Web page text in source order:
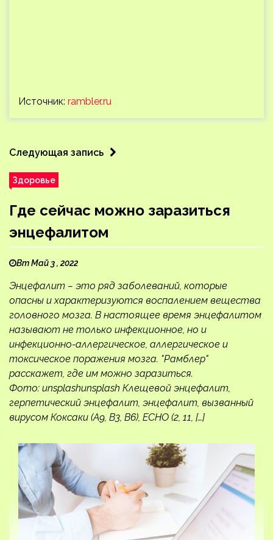
Источник: rambler.ru
Следующая запись
Здоровье
Где сейчас можно заразиться
энцефалитом
Вт Май 3 , 2022
Энцефалит – это ряд заболеваний, которые
опасны и характеризуются воспалением вещества
головного мозга. В настоящее время энцефалитом
называют не только инфекционное, но и
инфекционно-аллергическое, аллергическое и
токсическое поражения мозга. "Рамблер"
расскажет, где им можно заразиться.
Фото: unsplashunsplash Клещевой энцефалит,
герпетический энцефалит, энцефалит, вызванный
вирусом Коксаки (А9, В3, В6), ЕСНО (2, 11, […]